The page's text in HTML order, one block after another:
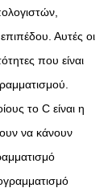
Αυτές οι
που είναι
το C είναι η
να κάνουν